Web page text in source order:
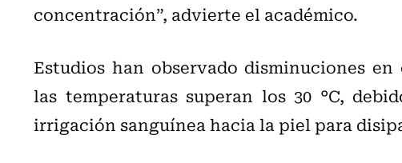
concentración”, advierte el académico.
Estudios han observado disminuciones
las temperaturas superan los 30 °C,
irrigación sanguínea hacia la piel para